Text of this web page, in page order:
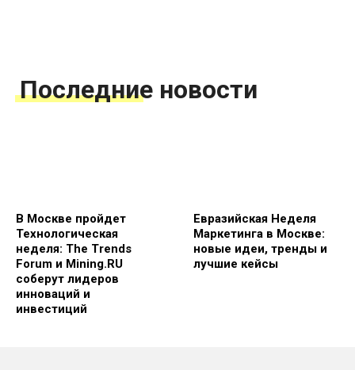
Последние новости
В Москве пройдет
Технологическая
неделя: The Trends
Forum и Mining.RU
соберут лидеров
инноваций и
инвестиций
Евразийская Неделя
Маркетинга в Москве:
новые идеи, тренды и
лучшие кейсы